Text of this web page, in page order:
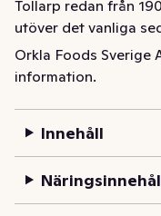
Tollarp redan från
utöver det vanliga
tillägg till sylt,
rödbetor. För att läsa
pannkakorna eller i
kalorier jämfört med
Orkla Foods Sverige
information.
Innehåll